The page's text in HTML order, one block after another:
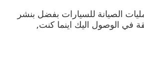
الصيانة للسيارات بفضل بنشر
في الوصول اليك اينما كنت,